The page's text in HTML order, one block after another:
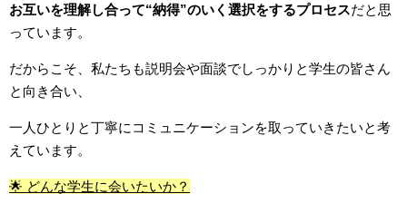
お互いを理解し合って“納得”のいく選択をするプロセスだと思
っています。
だからこそ、私たちも説明会や面談でしっかりと学生の皆さん
と向き合い、
一人ひとりと丁寧にコミュニケーションを取っていきたいと考
えています。
🌟 どんな学生に会いたいか？